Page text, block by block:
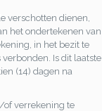
verschotten dienen,
het ondertekenen van
in het bezit te
Is dit laatste
(14) dagen na
verrekening te